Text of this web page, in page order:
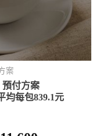
案
預付方案
均每包839.1元